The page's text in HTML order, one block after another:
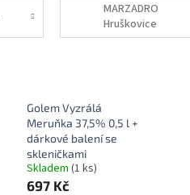
MARZADRO
Hruškovice
Williams
Golem Vyzrálá
Meruňka 37,5% 0,5 l +
dárkové balení se
skleničkami
Skladem (1 ks)
697 Kč